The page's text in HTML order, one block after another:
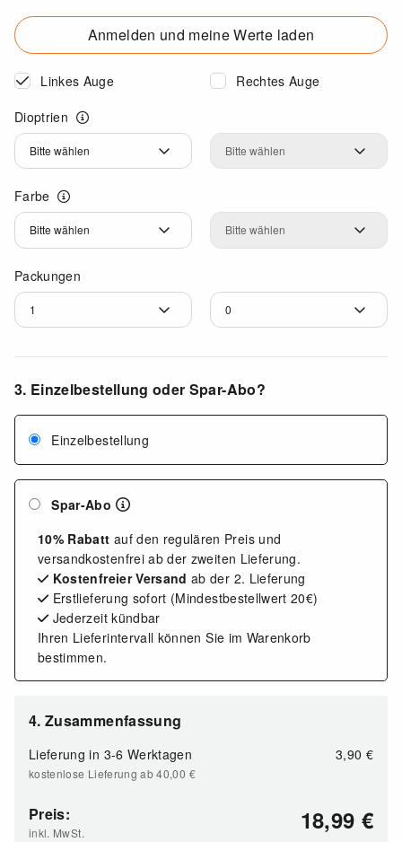
Anmelden und meine Werte laden
Linkes Auge
Rechtes Auge
Dioptrien
Dioptrien
Dioptrien
Farbe
Farbe
Farbe
Packungen
3. Einzelbestellung oder Spar-Abo?
Einzelbestellung
Spar-Abo
10% Rabatt auf den regulären Preis und
versandkostenfrei ab der zweiten Lieferung.
Kostenfreier Versand ab der 2. Lieferung
Erstlieferung sofort (Mindestbestellwert 20€)
Jederzeit kündbar
Ihren Lieferintervall können Sie im Warenkorb
bestimmen.
4. Zusammenfassung
Lieferung in 3-6 Werktagen 3,90 €
kostenlose Lieferung ab 40,00 €
Preis:
inkl. MwSt. 18,99 €